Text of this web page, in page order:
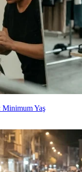
Minimum Yaş